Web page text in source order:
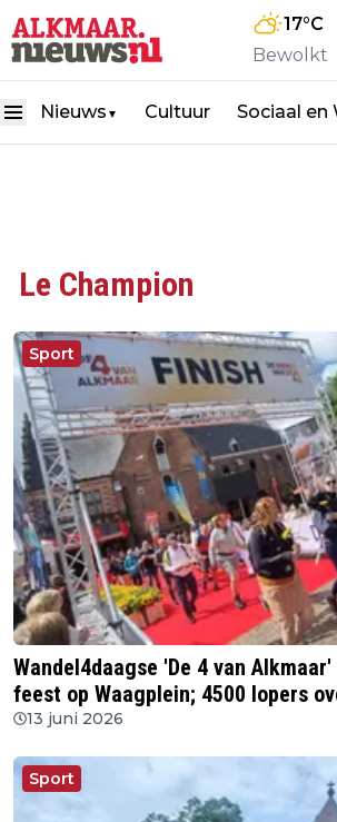
17°C
Bewolkt
Nieuws ▼ Cultuur Sociaal en
Le Champion
Sport
Wandel4daagse 'De 4 van
feest op Waagplein; 4500 lopers
13 juni 2026
Sport